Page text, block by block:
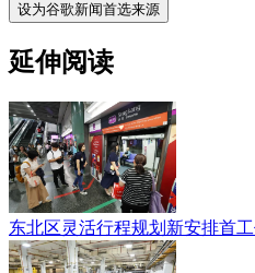
设为谷歌新闻首选来源
延伸阅读
东北区灵活行程规划新安排首